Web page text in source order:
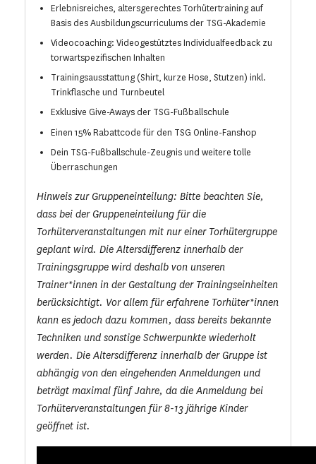
Erlebnisreiches, altersgerechtes Torhütertraining auf
Basis des Ausbildungscurriculums der TSG-Akademie
Videocoaching: Videogestütztes Individualfeedback zu
torwartspezifischen Inhalten
Trainingsausstattung (Shirt, kurze Hose, Stutzen) inkl.
Trinkflasche und Turnbeutel
Exklusive Give-Aways der TSG-Fußballschule
Einen 15% Rabattcode für den TSG Online-Fanshop
Dein TSG-Fußballschule-Zeugnis und weitere tolle
Überraschungen
Hinweis zur Gruppeneinteilung: Bitte beachten Sie,
dass bei der Gruppeneinteilung für die
Torhüterveranstaltungen mit nur einer Torhütergruppe
geplant wird. Die Altersdifferenz innerhalb der
Trainingsgruppe wird deshalb von unseren
Trainer*innen in der Gestaltung der Trainingseinheiten
berücksichtigt. Vor allem für erfahrene Torhüter*innen
kann es jedoch dazu kommen, dass bereits bekannte
Techniken und sonstige Schwerpunkte wiederholt
werden. Die Altersdifferenz innerhalb der Gruppe ist
abhängig von den eingehenden Anmeldungen und
beträgt maximal fünf Jahre, da die Anmeldung bei
Torhüterveranstaltungen für 8-13 jährige Kinder
geöffnet ist.